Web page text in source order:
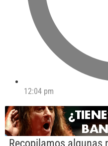
12:04 pm
Recopilamos algunas